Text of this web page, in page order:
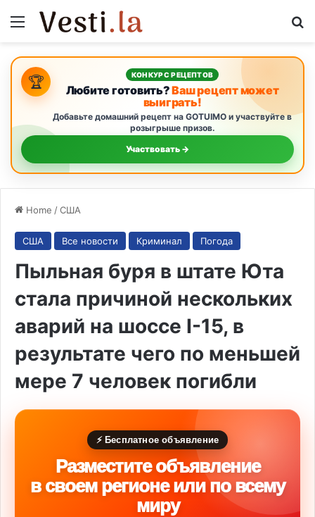
Menu
🏆 КОНКУРС РЕЦЕПТОВ
Любите готовить?Ваш рецепт может
выиграть!
Добавьте домашний рецепт на GOTUIMO и участвуйте в
розыгрыше призов.
Участвовать →
Home /США
США Все новости Криминал Погода
Пыльная буря в штате Юта
стала причиной нескольких
аварий на шоссе I-15, в
результате чего по меньшей
мере 7 человек погибли
⚡ Бесплатное объявление
Разместите объявление
в своем регионе или по всему
миру